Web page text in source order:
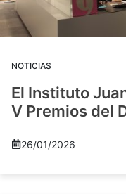
NOTICIAS
El Instituto
V Premios del
26/01/2026